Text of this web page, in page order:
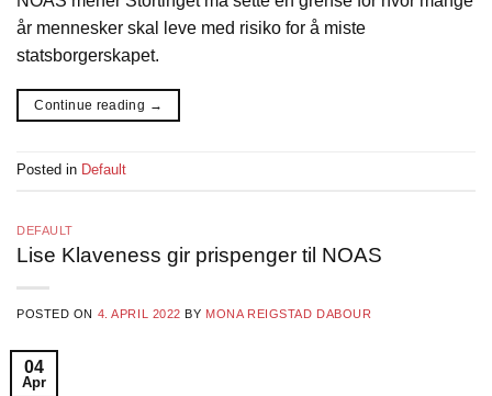
år mennesker skal leve med risiko for å miste
statsborgerskapet.
Continue reading →
Posted in Default
DEFAULT
Lise Klaveness gir prispenger til NOAS
POSTED ON 4. APRIL 2022 BY MONA REIGSTAD DABOUR
04
Apr